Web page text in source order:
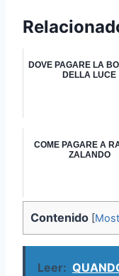
DOVE PAGARE LA
DELLA LUCE
COME PAGARE A
ZALANDO
Contenido [
Leer: